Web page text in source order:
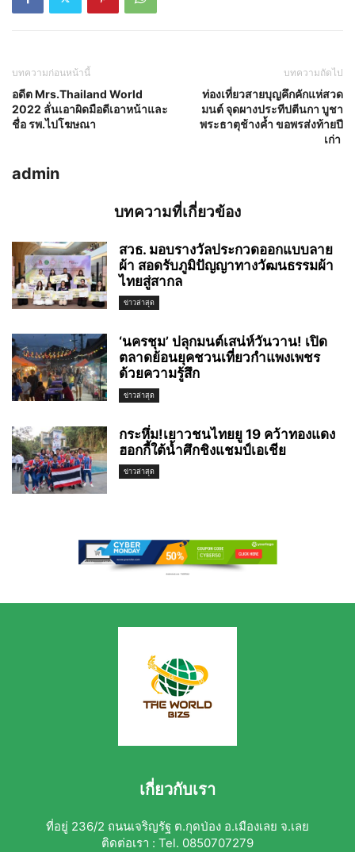
บทความก่อนหน้านี้
อดีต Mrs.Thailand World
2022 ลั่นเอาผิดมือดีเอาหน้าและ
ชื่อ รพ.ไปโฆษณา
บทความถัดไป
ท่องเที่ยวสายบุญคึกคักแห่สวด
มนต์ จุดผางประทีปตีนกา บูชา
พระธาตุช้างค้ำ ขอพรส่งท้ายปี
เก่า
admin
บทความที่เกี่ยวข้อง
สวธ. มอบรางวัลประกวดออกแบบลาย
ผ้า สอดรับภูมิปัญญาทางวัฒนธรรมผ้า
ไทยสู่สากล
ข่าวล่าสุด
‘นครชุม’ ปลุกมนต์เสน่ห์วันวาน! เปิด
ตลาดย้อนยุคชวนเที่ยวกำแพงเพชร
ด้วยความรู้สึก
ข่าวล่าสุด
กระหึ่ม!เยาวชนไทยยู 19 คว้าทองแดง
ฮอกกี้ใต้น้ำศึกชิงแชมป์เอเชีย
ข่าวล่าสุด
เกี่ยวกับเรา
ที่อยู่ 236/2 ถนนเจริญรัฐ ต.กุดป่อง อ.เมืองเลย จ.เลย
ติดต่อเรา : Tel. 0850707279